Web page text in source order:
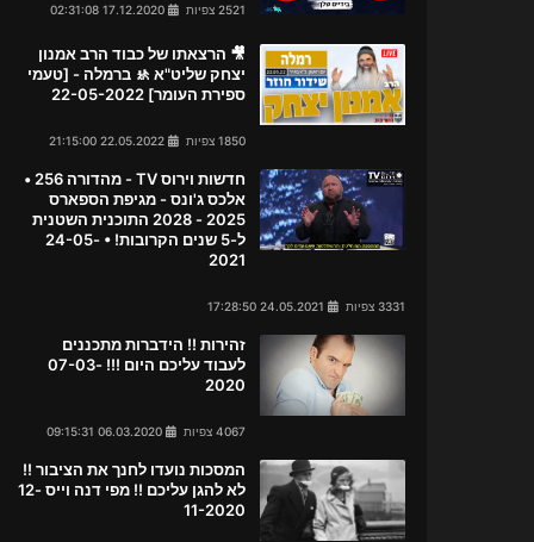
2521 צפיות
🎥 הרצאתו של כבוד הרב אמנון
יצחק שליט"א 🚸 ברמלה - [טעמי
ספירת העומר] 22-05-2022
1850 צפיות
חדשות וירוס TV - מהדורה 256 •
אלכס ג'ונס - מגיפת הספארס
2025 - 2028 התוכנית השטנית
ל-5 שנים הקרובות! • 24-05-
2021
3331 צפיות
זהירות !! הידברות מתכננים
לעבוד עליכם היום !!! 07-03-
2020
4067 צפיות
המסכות נועדו לחנך את הציבור !!
לא להגן עליכם !! מפי דנה וייס 12-
11-2020